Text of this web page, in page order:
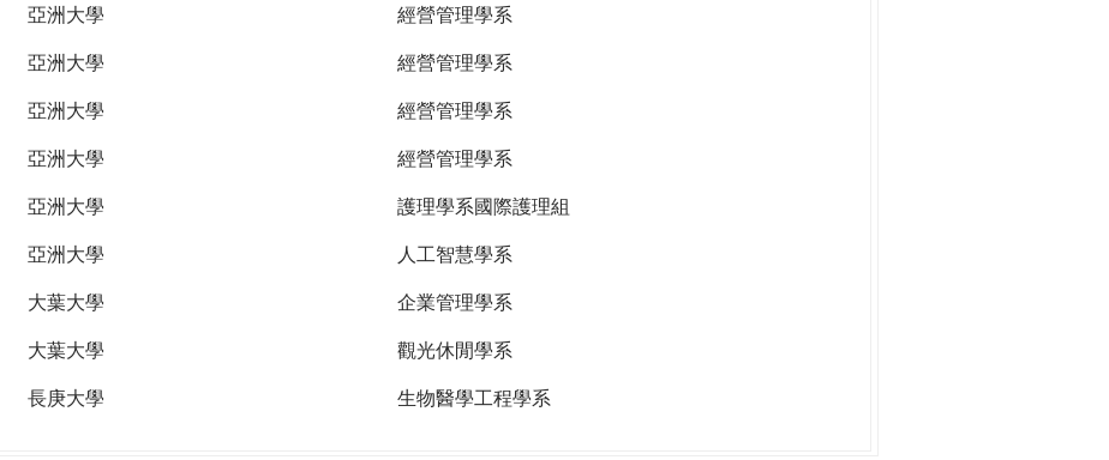
亞洲大學
經營管理學系
亞洲大學
經營管理學系
亞洲大學
經營管理學系
亞洲大學
經營管理學系
亞洲大學
護理學系國際護理組
亞洲大學
人工智慧學系
大葉大學
企業管理學系
大葉大學
觀光休閒學系
長庚大學 生物醫學工程學系